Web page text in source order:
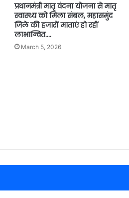
प्रधानमंत्री मातृ वंदना योजना से मातृ
स्वास्थ्य को मिला संबल, महासमुंद
जिले की हजारों माताएं हो रहीं
लाभान्वित….
March 5, 2026